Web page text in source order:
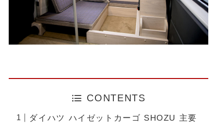
CONTENTS
ダイハツ ハイゼットカーゴ SHOZU 主要